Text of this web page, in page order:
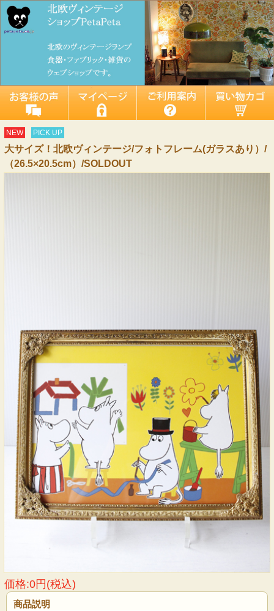
NEW PICK UP
大サイズ！北欧ヴィンテージ/フォトフレーム(ガラスあり）/
（26.5×20.5cm）/SOLDOUT
価格:0円(税込)
商品説明